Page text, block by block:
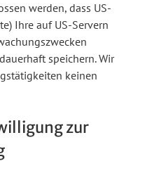
werden, dass US-
Ihre auf US-Servern
speichern. Wir
keinen
zur